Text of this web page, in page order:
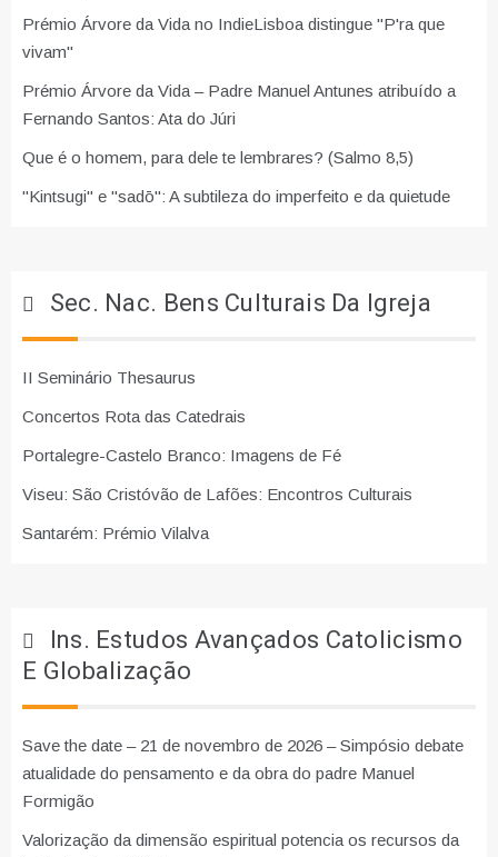
Prémio Árvore da Vida no IndieLisboa distingue "P'ra que
vivam"
Prémio Árvore da Vida – Padre Manuel Antunes atribuído a
Fernando Santos: Ata do Júri
Que é o homem, para dele te lembrares? (Salmo 8,5)
"Kintsugi" e "sadō": A subtileza do imperfeito e da quietude
Sec. Nac. Bens Culturais Da Igreja
II Seminário Thesaurus
Concertos Rota das Catedrais
Portalegre-Castelo Branco: Imagens de Fé
Viseu: São Cristóvão de Lafões: Encontros Culturais
Santarém: Prémio Vilalva
Ins. Estudos Avançados Catolicismo
E Globalização
Save the date – 21 de novembro de 2026 – Simpósio debate
atualidade do pensamento e da obra do padre Manuel
Formigão
Valorização da dimensão espiritual potencia os recursos da